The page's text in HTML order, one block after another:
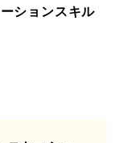
ションスキル